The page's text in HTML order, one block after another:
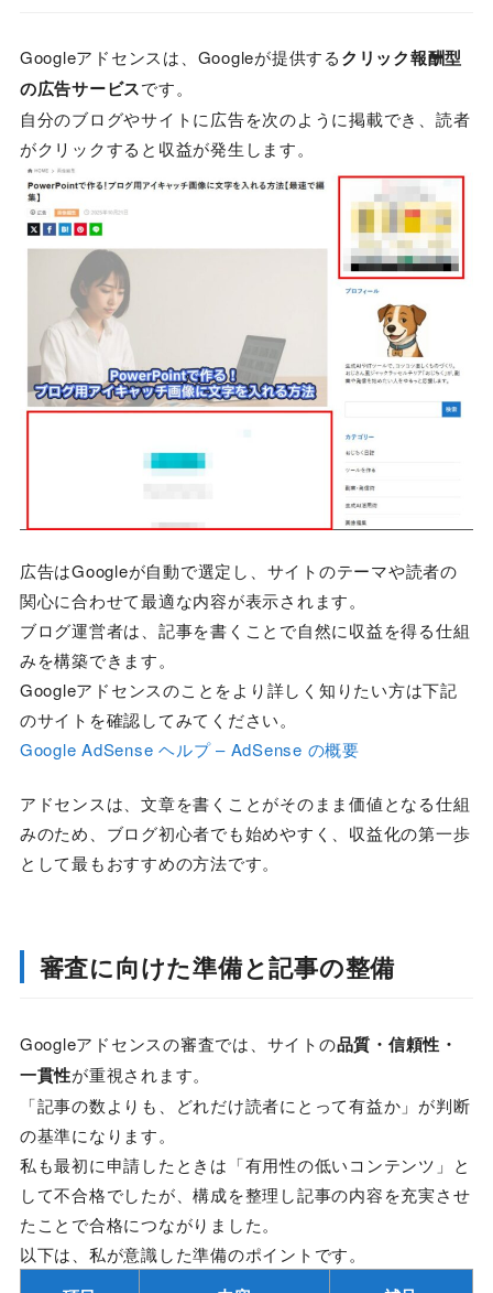
Googleアドセンスは、Googleが提供するクリック報酬型
の広告サービスです。
自分のブログやサイトに広告を次のように掲載でき、読者
がクリックすると収益が発生します。
広告はGoogleが自動で選定し、サイトのテーマや読者の
関心に合わせて最適な内容が表示されます。
ブログ運営者は、記事を書くことで自然に収益を得る仕組
みを構築できます。
Googleアドセンスのことをより詳しく知りたい方は下記
のサイトを確認してみてください。
Google AdSense ヘルプ – AdSense の概要
アドセンスは、文章を書くことがそのまま価値となる仕組
みのため、ブログ初心者でも始めやすく、収益化の第一歩
として最もおすすめの方法です。
審査に向けた準備と記事の整備
Googleアドセンスの審査では、サイトの品質・信頼性・
一貫性が重視されます。
「記事の数よりも、どれだけ読者にとって有益か」が判断
の基準になります。
私も最初に申請したときは「有用性の低いコンテンツ」と
して不合格でしたが、構成を整理し記事の内容を充実させ
たことで合格につながりました。
以下は、私が意識した準備のポイントです。